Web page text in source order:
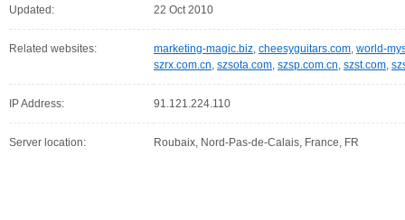
Updated: 22 Oct 2010
Related websites: marketing-magic.biz, cheesyguitars.com, world-
szrx.com.cn, szsota.com, szsp.com.cn, szst.com,
IP Address: 91.121.224.110
Server location: Roubaix, Nord-Pas-de-Calais, France, FR